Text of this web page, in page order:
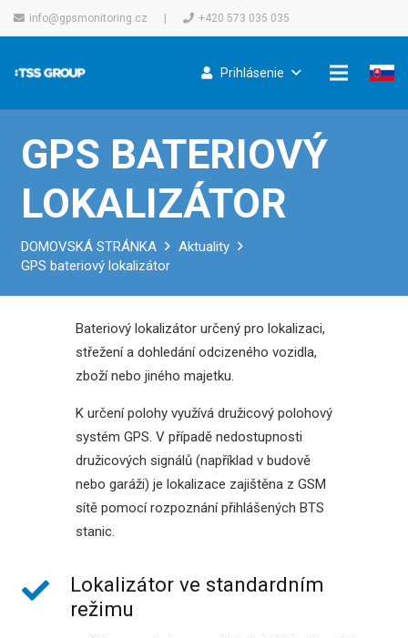
info@gpsmonitoring.cz +420 573 035 035
Prihlásenie
GPS BATERIOVÝ
LOKALIZÁTOR
DOMOVSKÁ STRÁNKA
Aktuality
GPS bateriový lokalizátor
Bateriový lokalizátor určený pro lokalizaci,
střežení a dohledání odcizeného vozidla,
zboží nebo jiného majetku.
K určení polohy využívá družicový polohový
systém GPS. V případě nedostupnosti
družicových signálů (například v budově
nebo garáži) je lokalizace zajištěna z GSM
sítě pomocí rozpoznání přihlášených BTS
stanic.
Lokalizátor ve standardním
režimu